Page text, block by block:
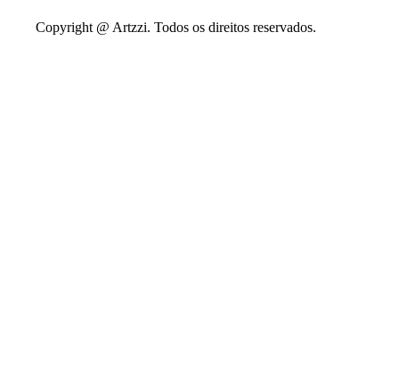
Copyright @ Artzzi. Todos os direitos reservados.